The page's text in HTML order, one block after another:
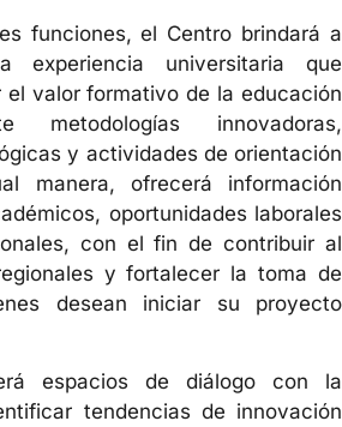
funciones, el Centro brindará a
experiencia universitaria que
el valor formativo de la educación
metodologías innovadoras,
y actividades de orientación
manera, ofrecerá información
oportunidades laborales
con el fin de contribuir al
y fortalecer la toma de
desean iniciar su proyecto
espacios de diálogo con la
tendencias de innovación